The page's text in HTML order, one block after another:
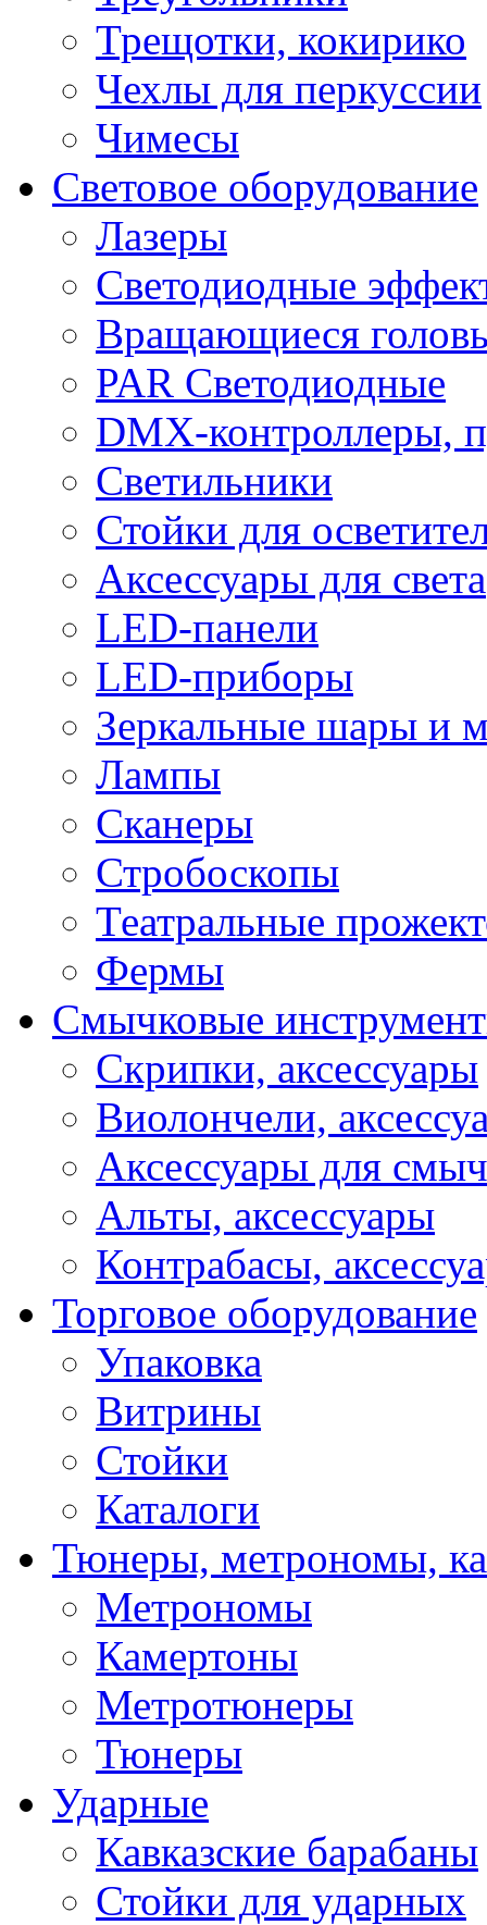
Трещотки, кокирико
Чехлы для перкуссии
Чимесы
Световое оборудование
Лазеры
Светодиодные
Вращающиеся
PAR Светодиодные
DMX-контроллеры,
Светильники
Стойки для
Аксессуары для света
LED-панели
LED-приборы
Зеркальные шары и
Лампы
Сканеры
Стробоскопы
Театральные
Фермы
Смычковые
Скрипки, аксессуары
Виолончели,
Аксессуары для
Альты, аксессуары
Контрабасы,
Торговое оборудование
Упаковка
Витрины
Стойки
Каталоги
Тюнеры, метрономы,
Метрономы
Камертоны
Метротюнеры
Тюнеры
Ударные
Кавказские барабаны
Стойки для ударных